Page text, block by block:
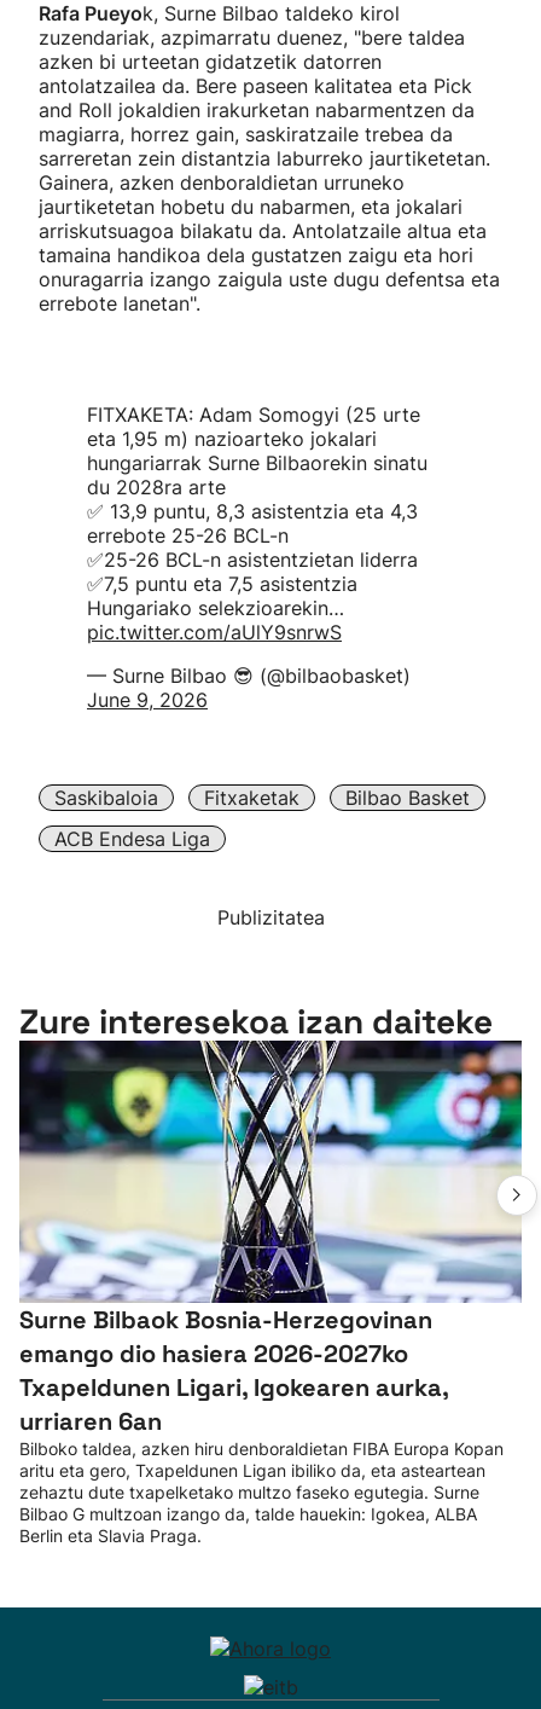
Rafa Pueyok, Surne Bilbao taldeko kirol
zuzendariak, azpimarratu duenez, "bere taldea
azken bi urteetan gidatzetik datorren
antolatzailea da. Bere paseen kalitatea eta Pick
and Roll jokaldien irakurketan nabarmentzen da
magiarra, horrez gain, saskiratzaile trebea da
sarreretan zein distantzia laburreko jaurtiketetan.
Gainera, azken denboraldietan urruneko
jaurtiketetan hobetu du nabarmen, eta jokalari
arriskutsuagoa bilakatu da. Antolatzaile altua eta
tamaina handikoa dela gustatzen zaigu eta hori
onuragarria izango zaigula uste dugu defentsa eta
errebote lanetan".
FITXAKETA: Adam Somogyi (25 urte
eta 1,95 m) nazioarteko jokalari
hungariarrak Surne Bilbaorekin sinatu
du 2028ra arte
✅ 13,9 puntu, 8,3 asistentzia eta 4,3
errebote 25-26 BCL-n
✅25-26 BCL-n asistentzietan liderra
✅7,5 puntu eta 7,5 asistentzia
Hungariako selekzioarekin…
pic.twitter.com/aUlY9snrwS
— Surne Bilbao 😎 (@bilbaobasket)
June 9, 2026
Saskibaloia Fitxaketak
Bilbao Basket
ACB Endesa Liga
Publizitatea
Zure interesekoa izan daiteke
Surne Bilbaok Bosnia-Herzegovinan
emango dio hasiera 2026-2027ko
Txapeldunen Ligari, Igokearen aurka,
urriaren 6an
Bilboko taldea, azken hiru denboraldietan FIBA Europa Kopan
aritu eta gero, Txapeldunen Ligan ibiliko da, eta asteartean
zehaztu dute txapelketako multzo faseko egutegia. Surne
Bilbao G multzoan izango da, talde hauekin: Igokea, ALBA
Berlin eta Slavia Praga.